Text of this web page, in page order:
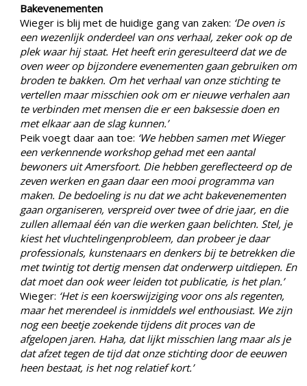
Bakevenementen
Wieger is blij met de huidige gang van zaken: ‘De oven is
een wezenlijk onderdeel van ons verhaal, zeker ook op de
plek waar hij staat. Het heeft erin geresulteerd dat we de
oven weer op bijzondere evenementen gaan gebruiken om
broden te bakken. Om het verhaal van onze stichting te
vertellen maar misschien ook om er nieuwe verhalen aan
te verbinden met mensen die er een baksessie doen en
met elkaar aan de slag kunnen.’
Peik voegt daar aan toe: ‘We hebben samen met Wieger
een verkennende workshop gehad met een aantal
bewoners uit Amersfoort. Die hebben gereflecteerd op de
zeven werken en gaan daar een mooi programma van
maken. De bedoeling is nu dat we acht bakevenementen
gaan organiseren, verspreid over twee of drie jaar, en die
zullen allemaal één van die werken gaan belichten. Stel, je
kiest het vluchtelingenprobleem, dan probeer je daar
professionals, kunstenaars en denkers bij te betrekken die
met twintig tot dertig mensen dat onderwerp uitdiepen. En
dat moet dan ook weer leiden tot publicatie, is het plan.’
Wieger: ‘Het is een koerswijziging voor ons als regenten,
maar het merendeel is inmiddels wel enthousiast. We zijn
nog een beetje zoekende tijdens dit proces van de
afgelopen jaren. Haha, dat lijkt misschien lang maar als je
dat afzet tegen de tijd dat onze stichting door de eeuwen
heen bestaat, is het nog relatief kort.’